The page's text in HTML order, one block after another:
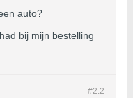
auto?
bij mijn bestelling
#2.2